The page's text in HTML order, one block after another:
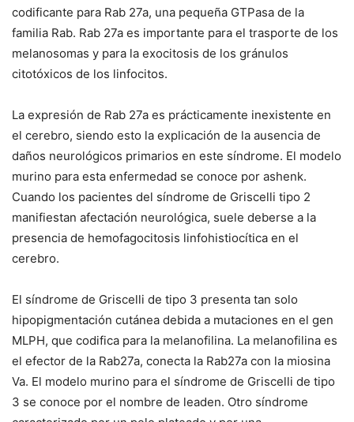
codificante para Rab 27a, una pequeña GTPasa de la
familia Rab. Rab 27a es importante para el trasporte de los
melanosomas y para la exocitosis de los gránulos
citotóxicos de los linfocitos.
La expresión de Rab 27a es prácticamente inexistente en
el cerebro, siendo esto la explicación de la ausencia de
daños neurológicos primarios en este síndrome. El modelo
murino para esta enfermedad se conoce por ashenk.
Cuando los pacientes del síndrome de Griscelli tipo 2
manifiestan afectación neurológica, suele deberse a la
presencia de hemofagocitosis linfohistiocítica en el
cerebro.
El síndrome de Griscelli de tipo 3 presenta tan solo
hipopigmentación cutánea debida a mutaciones en el gen
MLPH, que codifica para la melanofilina. La melanofilina es
el efector de la Rab27a, conecta la Rab27a con la miosina
Va. El modelo murino para el síndrome de Griscelli de tipo
3 se conoce por el nombre de leaden. Otro síndrome